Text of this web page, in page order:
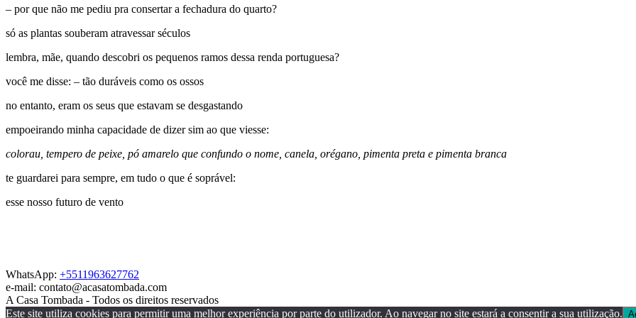
– por que não me pediu pra consertar a fechadura do quarto?
só as plantas souberam atravessar séculos
lembra, mãe, quando descobri os pequenos ramos dessa renda portuguesa?
você me disse: – tão duráveis como os ossos
no entanto, eram os seus que estavam se desgastando
empoeirando minha capacidade de dizer sim ao que viesse:
colorau, tempero de peixe, pó amarelo que confundo o nome, canela, orégano, pimenta preta e pimenta branca
te guardarei para sempre, em tudo o que é soprável:
esse nosso futuro de vento
WhatsApp: +5511963627762
e-mail: contato@acasatombada.com
A Casa Tombada - Todos os direitos reservados
Este site utiliza cookies para permitir uma melhor experiência por parte do utilizador. Ao navegar no site estará a consentir a sua utilização.